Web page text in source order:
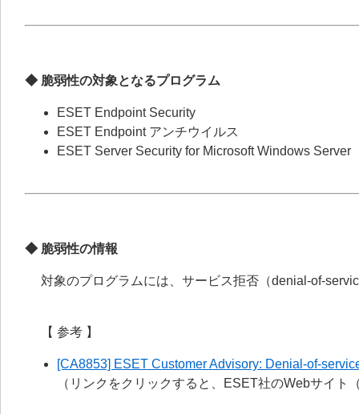
◆ 脆弱性の対象となるプログラム
ESET Endpoint Security
ESET Endpoint アンチウイルス
ESET Server Security for Microsoft Windows Server
◆ 脆弱性の情報
対象のプログラムには、サービス拒否（denial-of-
【 参考 】
[CA8853] ESET Customer Advisory: Denial-of-
（リンクをクリックすると、ESET社のWebサイト